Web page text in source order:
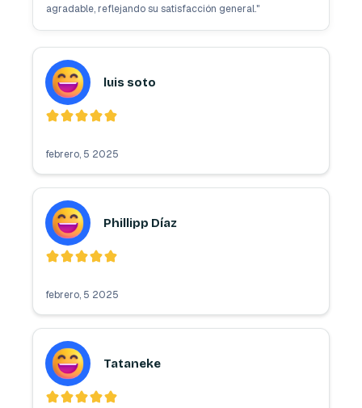
agradable, reflejando su satisfacción general."
luis soto
febrero, 5 2025
Phillipp Díaz
febrero, 5 2025
Tataneke